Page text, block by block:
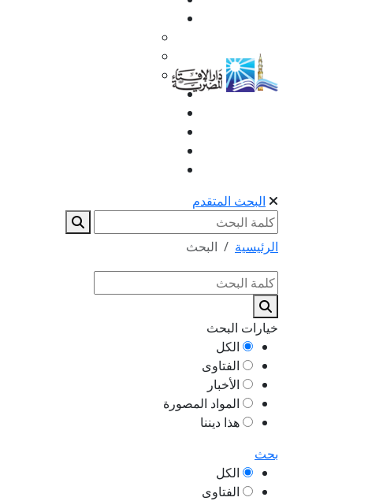
البحث المتقدم
الرئيسية البحث
خيارات البحث
الكل
الفتاوى
الأخبار
المواد المصورة
هذا ديننا
بحث
الكل
الفتاوى